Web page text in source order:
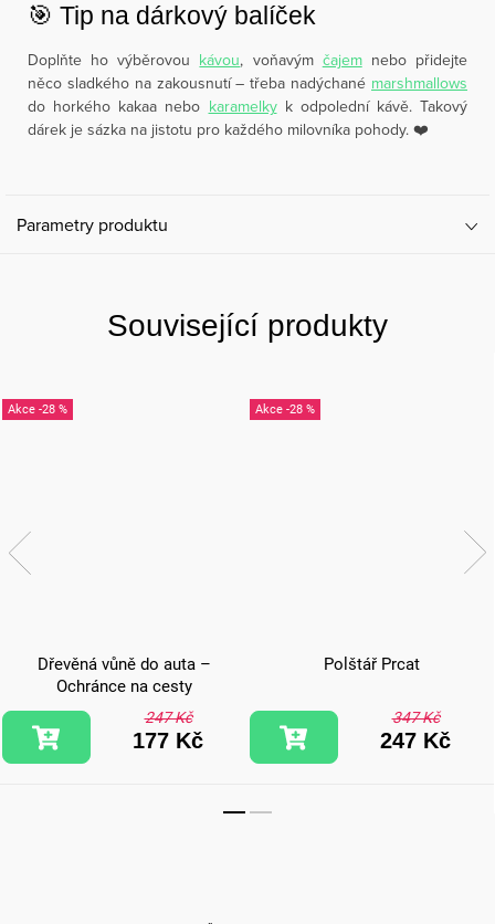
🎯 Tip na dárkový balíček
Doplňte ho výběrovou kávou, voňavým čajemnebo přidejte
něco sladkého na zakousnutí – třeba nadýchané marshmallows
do horkého kakaa nebo karamelkyk odpolední kávě. Takový
dárek je sázka na jistotu pro každého milovníka pohody. ❤️
Parametry produktu
Související produkty
-28 %
Dřevěná vůně do auta –
Ochránce na cesty
247 Kč
177 Kč
-28 %
Polštář Prcat
347 Kč
247 Kč